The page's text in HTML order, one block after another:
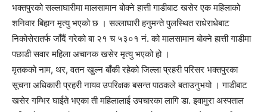
भक्तपुरको सल्लाघारीमा मालसामान बोक्ने हात्ती गाडीबाट खसेर एक महिलाको
शनिवार बिहान मृत्यु भएको छ । सल्लाघारी हनुमन्ते पुलस्थित राधेराधेबाट
निकोसेरातर्फ जाँदैं गरेको बा २१ च ५३०१ नं. को मालसामान बोक्ने हात्ती गाडीमा
पछाडी सवार महिला अचानक खसेर मृत्यु भएको हो ।
मृतकको नाम, थर, वतन खुल्न बाँकी रहेको जिल्ला प्रहरी परिसर भक्तपुरका
सूचना अधिकारी प्रहरी नायव उपरिक्षक बसन्त पाठकले बताउनुभयो । गाडीबाट
खसेर गम्भिर घाईते भएका ती महिलालाई उपचारका लागि डा. इवामुरा अस्पताल